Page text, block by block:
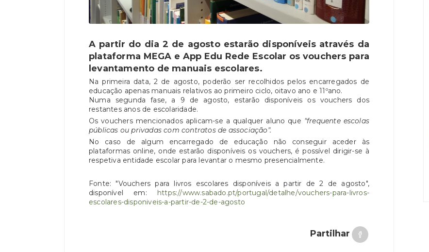
A partir do dia 2 de agosto estarão disponíveis através da
plataforma MEGA e App Edu Rede Escolar os vouchers para
levantamento de manuais escolares.
Na primeira data, 2 de agosto, poderão ser recolhidos pelos encarregados de
educação apenas manuais relativos ao primeiro ciclo, oitavo ano e 11ºano.
Numa segunda fase, a 9 de agosto, estarão disponíveis os vouchers dos
restantes anos de escolaridade.
Os vouchers mencionados aplicam-se a qualquer aluno que "frequente escolas
públicas ou privadas com contratos de associação".
No caso de algum encarregado de educação não conseguir aceder às
plataformas online, onde estarão disponíveis os vouchers, é possível dirigir-se à
respetiva entidade escolar para levantar o mesmo presencialmente.
Fonte: "Vouchers para livros escolares disponíveis a partir de 2 de agosto",
disponível em:
https://www.sabado.pt/portugal/detalhe/vouchers-para-livros-
escolares-disponiveis-a-partir-de-2-de-agosto
Partilhar